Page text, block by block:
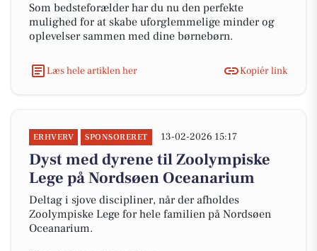
Som bedsteforælder har du nu den perfekte
mulighed for at skabe uforglemmelige minder og
oplevelser sammen med dine børnebørn.
Læs hele artiklen her Kopiér link
ERHVERV SPONSORERET 13-02-2026 15:17
Dyst med dyrene til Zoolympiske
Lege på Nordsøen Oceanarium
Deltag i sjove discipliner, når der afholdes
Zoolympiske Lege for hele familien på Nordsøen
Oceanarium.